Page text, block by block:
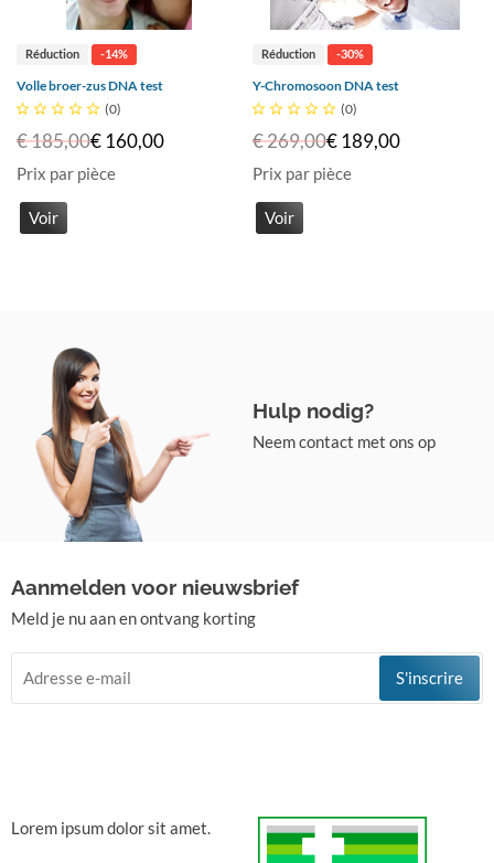
Réduction -14%
Volle broer-zus DNA test
     (0)
€ 185,00€ 160,00
Prix par pièce
Voir
Réduction -30%
Y-Chromosoon DNA test
     (0)
€ 269,00€ 189,00
Prix par pièce
Voir
Hulp nodig?
Neem contact met ons op
Aanmelden voor nieuwsbrief
Meld je nu aan en ontvang korting
S'inscrire
Lorem ipsum dolor sit amet.